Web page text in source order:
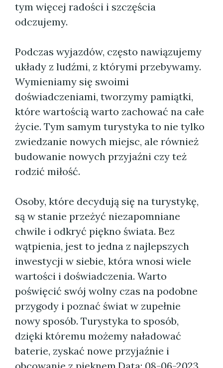
tym więcej radości i szczęścia
odczujemy.
Podczas wyjazdów, często nawiązujemy
układy z ludźmi, z którymi przebywamy.
Wymieniamy się swoimi
doświadczeniami, tworzymy pamiątki,
które wartością warto zachować na całe
życie. Tym samym turystyka to nie tylko
zwiedzanie nowych miejsc, ale również
budowanie nowych przyjaźni czy też
rodzić miłość.
Osoby, które decydują się na turystykę,
są w stanie przeżyć niezapomniane
chwile i odkryć piękno świata. Bez
wątpienia, jest to jedna z najlepszych
inwestycji w siebie, która wnosi wiele
wartości i doświadczenia. Warto
poświęcić swój wolny czas na podobne
przygody i poznać świat w zupełnie
nowy sposób. Turystyka to sposób,
dzięki któremu możemy naładować
baterie, zyskać nowe przyjaźnie i